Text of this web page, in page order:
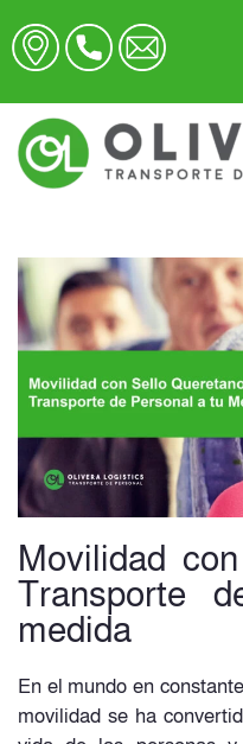
Movilidad
Transporte
medida
En el mundo en
movilidad se ha